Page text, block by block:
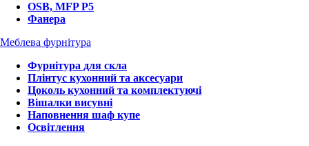
OSB, MFP P5
Фанера
Меблева фурнітура
Фурнітура для скла
Плінтус кухонний та аксесуари
Цоколь кухонний та комплектуючі
Вішалки висувні
Наповнення шаф купе
Освітлення